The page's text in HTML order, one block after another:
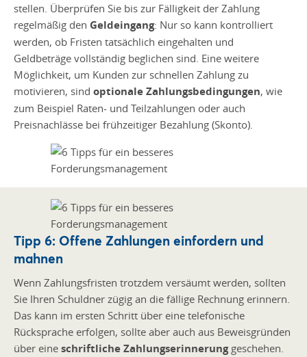
stellen. Überprüfen Sie bis zur Fälligkeit der Zahlung
regelmäßig den Geldeingang: Nur so kann kontrolliert
werden, ob Fristen tatsächlich eingehalten und
Geldbeträge vollständig beglichen sind. Eine weitere
Möglichkeit, um Kunden zur schnellen Zahlung zu
motivieren, sind optionale Zahlungsbedingungen, wie
zum Beispiel Raten- und Teilzahlungen oder auch
Preisnachlässe bei frühzeitiger Bezahlung (Skonto).
Tipp 6: Offene Zahlungen einfordern und
mahnen
Wenn Zahlungsfristen trotzdem versäumt werden, sollten
Sie Ihren Schuldner zügig an die fällige Rechnung erinnern.
Das kann im ersten Schritt über eine telefonische
Rücksprache erfolgen, sollte aber auch aus Beweisgründen
über eine schriftliche Zahlungserinnerunggeschehen.